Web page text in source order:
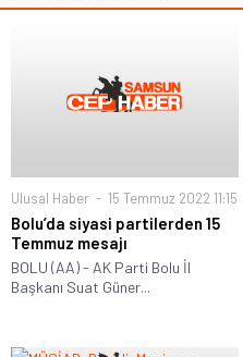
Ulusal Haber 15 Temmuz 2022 11:15
Bolu’da siyasi partilerden 15
Temmuz mesajı
BOLU (AA) - AK Parti Bolu İl
Başkanı Suat Güner...